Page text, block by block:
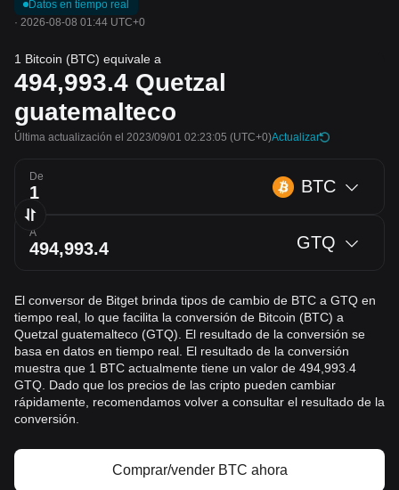
Datos en tiempo real
· 2026-08-08 01:44 UTC+0
1 Bitcoin (BTC) equivale a
494,993.4 Quetzal
guatemalteco
Última actualización el 2023/09/01 02:23:05 (UTC+0)Actualizar
De BTC
A GTQ
El conversor de Bitget brinda tipos de cambio de BTC a GTQ en
tiempo real, lo que facilita la conversión de Bitcoin (BTC) a
Quetzal guatemalteco (GTQ). El resultado de la conversión se
basa en datos en tiempo real. El resultado de la conversión
muestra que 1 BTC actualmente tiene un valor de 494,993.4
GTQ. Dado que los precios de las cripto pueden cambiar
rápidamente, recomendamos volver a consultar el resultado de la
conversión.
Comprar/vender BTC ahora